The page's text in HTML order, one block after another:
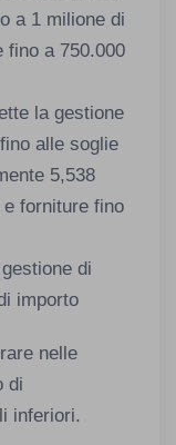
a 1 milione di
fino a 750.000
la gestione
alle soglie
5,538
forniture fino
di
importo
nelle
di
inferiori.